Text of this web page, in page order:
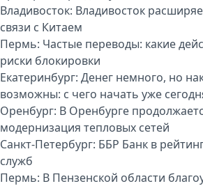
Владивосток: Владивосток
связи с Китаем
Пермь: Частые переводы: какие
риски блокировки
Екатеринбург: Денег немного, но
возможны: с чего начать уже
Оренбург: В Оренбурге
модернизация тепловых сетей
Санкт-Петербург: ББР Банк в
служб
Пермь: В Пензенской области